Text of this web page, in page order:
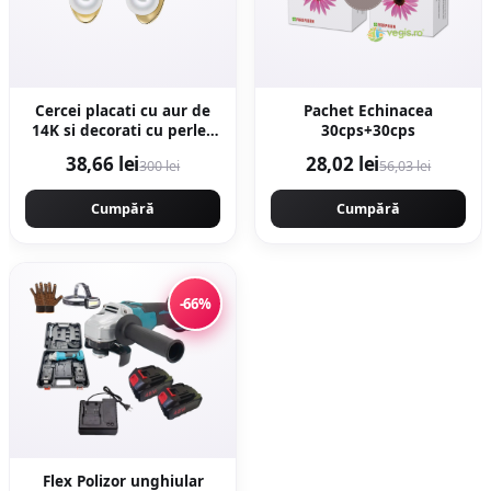
Cercei placati cu aur de
14K si decorati cu perle -
38,66 lei300 lei
Cumpără
Pachet Echinacea
30cps+30cps
28,02 lei56,03 lei
Cumpără
-66%
Flex Polizor unghiular